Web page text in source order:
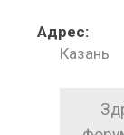
Адрес:
Казань